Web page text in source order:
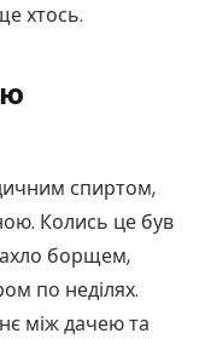
хтось.
спиртом,
Колись це був
борщем,
по неділях.
між дачею та